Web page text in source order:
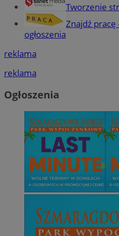
Tworzenie
Znajdź
ogłoszenia
reklama
reklama
Ogłoszenia